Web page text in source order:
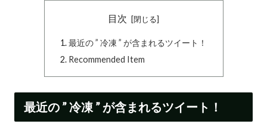
目次
最近の ” 冷凍 ” が含まれるツイート！
Recommended Item
最近の ” 冷凍 ” が含まれるツイート！